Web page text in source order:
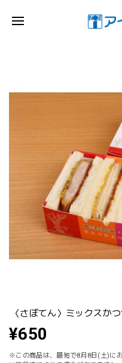
〈さぼてん〉ミックスか
¥650
※この商品は、最短で8月8日(土)に